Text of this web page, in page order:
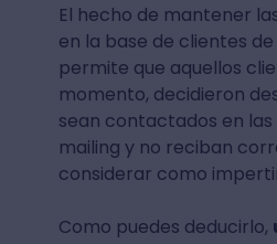
El hecho de mantener
en la base de clientes
permite que aquellos
momento, decidieron
sean contactados en
mailing y no reciban
considerar como
Como puedes deducirlo,